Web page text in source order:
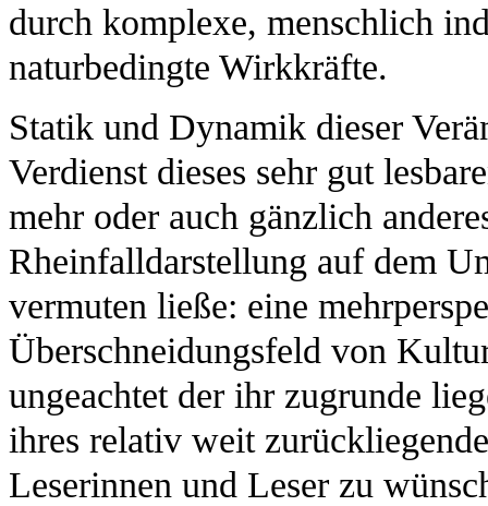
durch komplexe, menschlich
naturbedingte Wirkkräfte.
Statik und Dynamik dieser
Verdienst dieses sehr gut
mehr oder auch gänzlich
Rheinfalldarstellung auf dem
vermuten ließe: eine
Überschneidungsfeld von
ungeachtet der ihr zugrunde
ihres relativ weit
Leserinnen und Leser zu